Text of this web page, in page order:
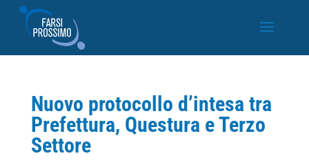
Nuovo protocollo d’intesa tra
Prefettura, Questura e Terzo
Settore